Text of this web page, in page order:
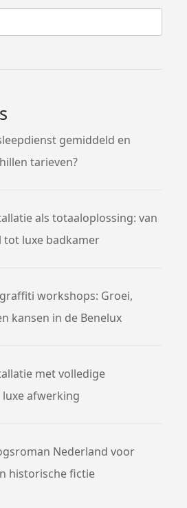
gemiddeld en
tarieven?
als totaaloplossing: van
tot luxe badkamer
workshops: Groei,
kansen in de Benelux
met volledige
afwerking
Nederland voor
historische fictie